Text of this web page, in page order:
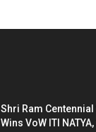
Shri Ram Centennial
Wins VoW ITI